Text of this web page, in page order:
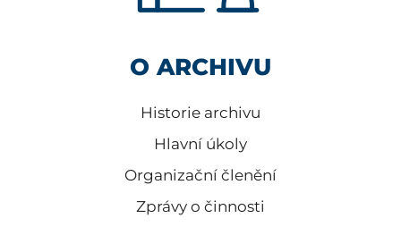
O ARCHIVU
Historie archivu
Hlavní úkoly
Organizační členění
Zprávy o činnosti